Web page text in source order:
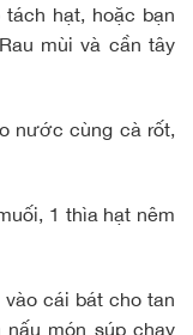
hạt, hoặc bạn
mùi và cần tây
nước cùng cà rốt,
1 thìa hạt nêm
cái bát cho tan
món súp chay